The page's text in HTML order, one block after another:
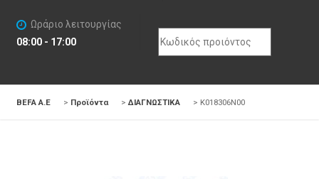
Ωράριο λειτουργίας
08:00 - 17:00
Search
for:
BEFA Α.Ε > Προϊόντα >ΔΙΑΓΝΩΣΤΙΚΑ > K018306N00